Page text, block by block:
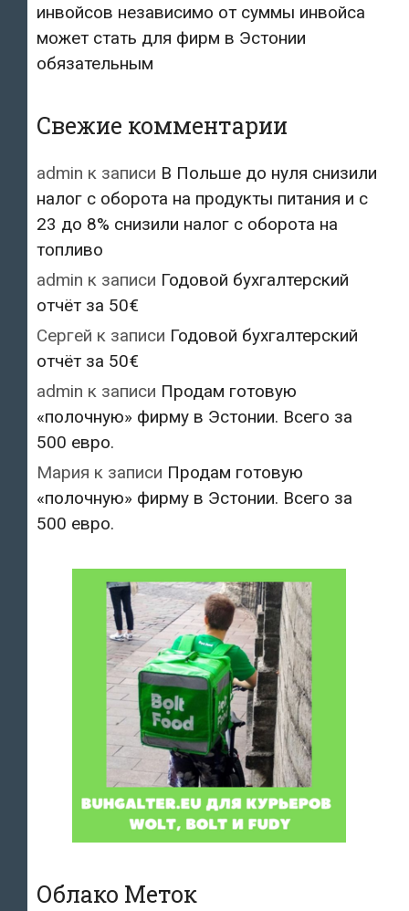
инвойсов независимо от суммы инвойса
может стать для фирм в Эстонии
обязательным
Свежие комментарии
admin к записи В Польше до нуля снизили
налог с оборота на продукты питания и с
23 до 8% снизили налог с оборота на
топливо
admin к записи Годовой бухгалтерский
отчёт за 50€
Сергей к записи Годовой бухгалтерский
отчёт за 50€
admin к записи Продам готовую
«полочную» фирму в Эстонии. Всего за
500 евро.
Мария к записи Продам готовую
«полочную» фирму в Эстонии. Всего за
500 евро.
Облако Меток